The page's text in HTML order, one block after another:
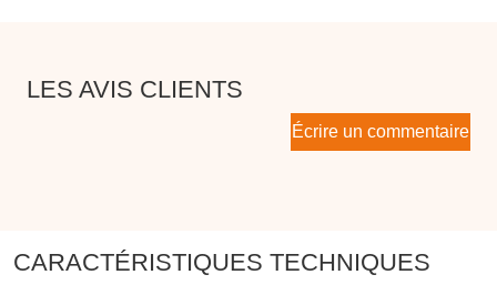
LES AVIS CLIENTS
Écrire un commentaire
CARACTÉRISTIQUES TECHNIQUES